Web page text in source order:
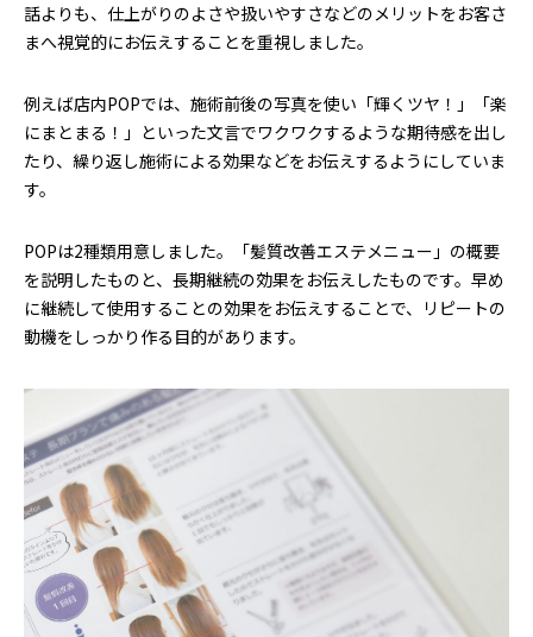
話よりも、仕上がりのよさや扱いやすさなどのメリットをお客さ
まへ視覚的にお伝えすることを重視しました。
例えば店内POPでは、施術前後の写真を使い「輝くツヤ！」「楽
にまとまる！」といった文言でワクワクするような期待感を出し
たり、繰り返し施術による効果などをお伝えするようにしていま
す。
POPは2種類用意しました。「髪質改善エステメニュー」の概要
を説明したものと、長期継続の効果をお伝えしたものです。早め
に継続して使用することの効果をお伝えすることで、リピートの
動機をしっかり作る目的があります。